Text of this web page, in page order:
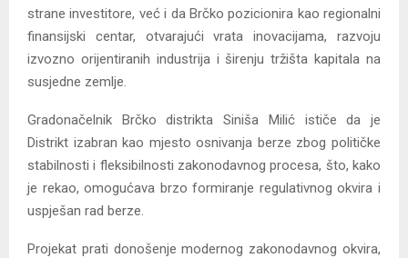
strane investitore, već i da Brčko pozicionira kao regionalni
finansijski centar, otvarajući vrata inovacijama, razvoju
izvozno orijentiranih industrija i širenju tržišta kapitala na
susjedne zemlje.
Gradonačelnik Brčko distrikta Siniša Milić ističe da je
Distrikt izabran kao mjesto osnivanja berze zbog političke
stabilnosti i fleksibilnosti zakonodavnog procesa, što, kako
je rekao, omogućava brzo formiranje regulativnog okvira i
uspješan rad berze.
Projekat prati donošenje modernog zakonodavnog okvira,